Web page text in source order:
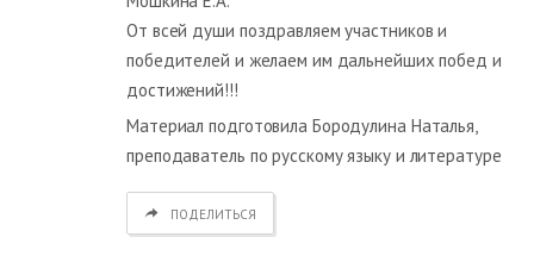
От всей души поздравляем участников и
победителей и желаем им дальнейших побед и
достижений!!!
Материал подготовила Бородулина Наталья,
преподаватель по русскому языку и литературе
ПОДЕЛИТЬСЯ